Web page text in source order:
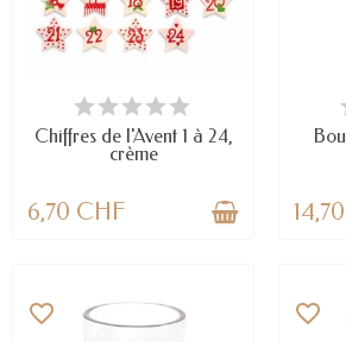
EN STOCK
Chiffres de l'Avent 1 à 24,
crème
6,70 CHF
favorite_border favorite_border